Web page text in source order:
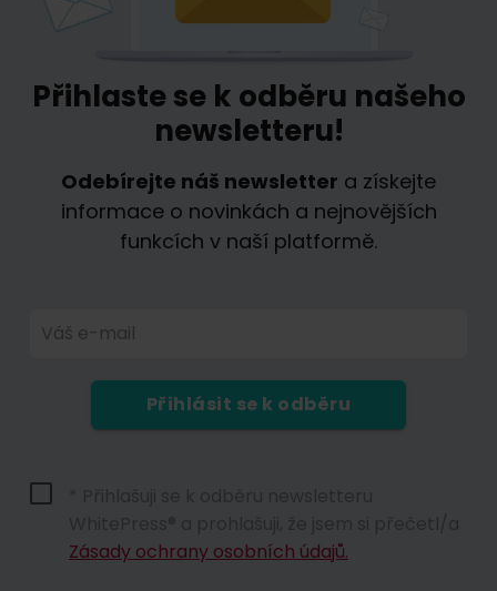
Přihlaste se k odběru našeho
newsletteru!
Odebírejte náš newsletter a získejte
informace o novinkách a nejnovějších
funkcích v naší platformě.
Váš e-mail
Přihlásit se k odběru
Zásady ochrany osobních údajů.